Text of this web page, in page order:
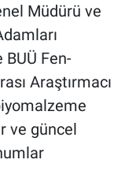
Müdürü ve
Fen-
Araştırmacı
ve güncel